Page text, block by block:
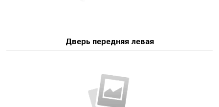
Дверь передняя левая